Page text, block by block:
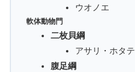
ウオノエ
軟体動物門
二枚貝綱
アサリ・ホタテ
腹足綱